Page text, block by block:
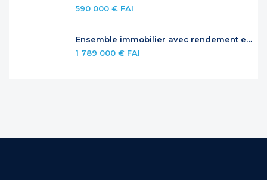
590 000 € FAI
Ensemble immobilier avec rendement et potentiel – Jardins de la Baie Orientale
1 789 000 € FAI